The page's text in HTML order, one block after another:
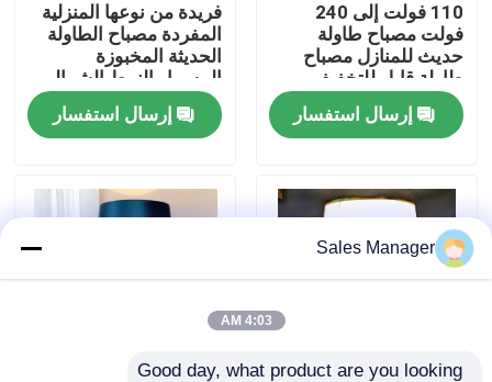
مراقبة الجودة
اتصل بنا
أضواء الثريا المعلقة
أضواء قلادة مخصصة
110 فولت إلى 240
فولت مصباح طاولة
حديث للمنازل مصباح
طاولة قابل للتخفيف
إرسال استفسار
فريدة من نوعها المنزلية
المفردة مصباح الطاولة
الحديثة المخبوزة
المسمار النمط الشمالي
مصابيح السرير
إرسال استفسار
Sales Manager
4:03 AM
Good day, what product are you looking